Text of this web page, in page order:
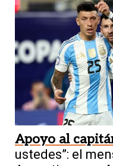
Apoyo al
ustedes”: el